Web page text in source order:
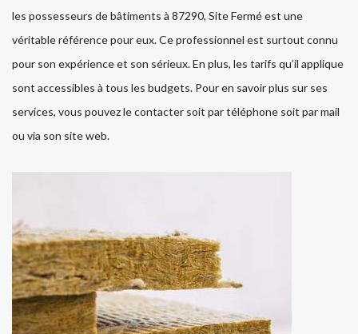
les possesseurs de bâtiments à 87290, Site Fermé est une
véritable référence pour eux. Ce professionnel est surtout connu
pour son expérience et son sérieux. En plus, les tarifs qu’il applique
sont accessibles à tous les budgets. Pour en savoir plus sur ses
services, vous pouvez le contacter soit par téléphone soit par mail
ou via son site web.